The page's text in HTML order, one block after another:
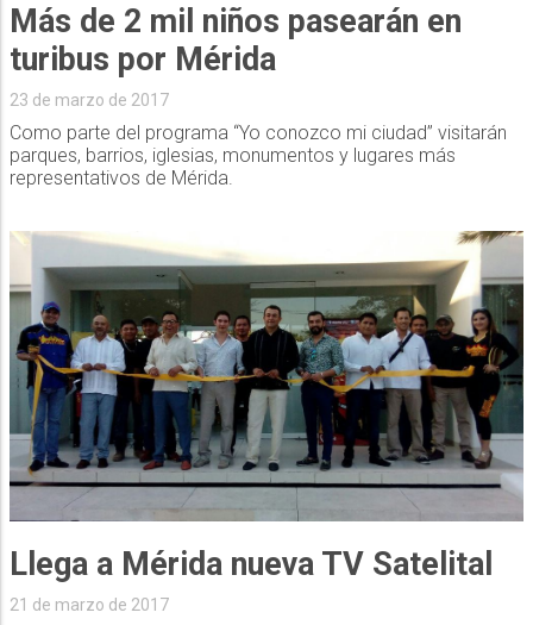
Más de 2 mil niños pasearán en
turibus por Mérida
23 de marzo de 2017
Como parte del programa “Yo conozco mi ciudad” visitarán
parques, barrios, iglesias, monumentos y lugares más
representativos de Mérida.
Llega a Mérida nueva TV Satelital
21 de marzo de 2017